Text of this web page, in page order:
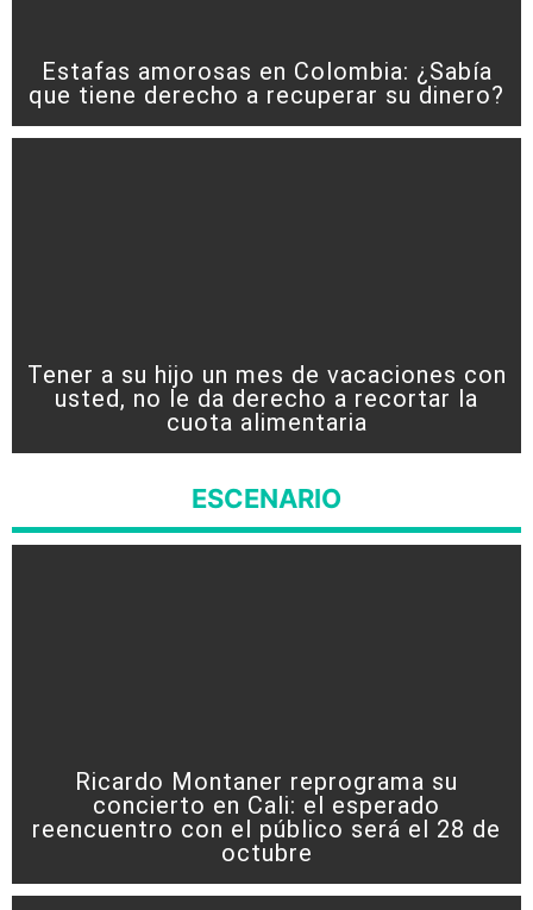
Estafas amorosas en Colombia: ¿Sabía
que tiene derecho a recuperar su dinero?
Tener a su hijo un mes de vacaciones con
usted, no le da derecho a recortar la
cuota alimentaria
ESCENARIO
Ricardo Montaner reprograma su
concierto en Cali: el esperado
reencuentro con el público será el 28 de
octubre